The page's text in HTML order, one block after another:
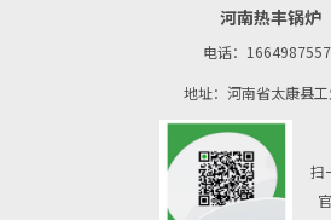
河南热丰锅炉
电话：
地址：河南省太康县
扫